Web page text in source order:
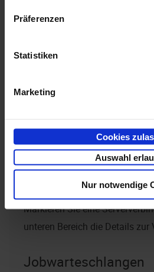
Präferenzen
Statistiken
Marketing
Cookies
Auswahl
Nur notwendige
Angezeigt ist, wann eine
wurde. Sie können
Markieren Sie eine
unteren Bereich die Details zur
Jobwarteschlangen